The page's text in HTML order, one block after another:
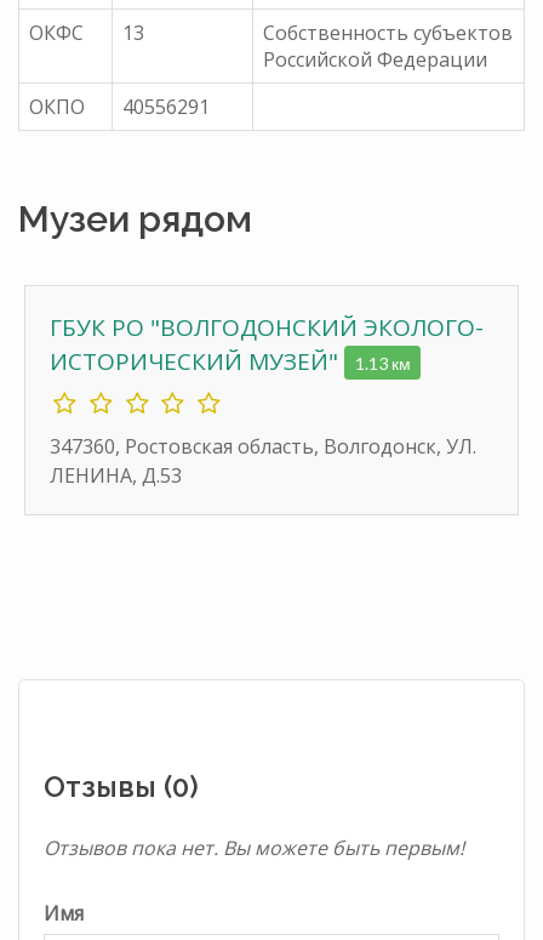
ОКФС
13
Собственность субъектов
Российской Федерации
ОКПО
40556291
Музеи рядом
ГБУК РО "ВОЛГОДОНСКИЙ ЭКОЛОГО-
ИСТОРИЧЕСКИЙ МУЗЕЙ"
1.13 км
347360, Ростовская область, Волгодонск, УЛ.
ЛЕНИНА, Д.53
Отзывы (0)
Отзывов пока нет. Вы можете быть первым!
Имя